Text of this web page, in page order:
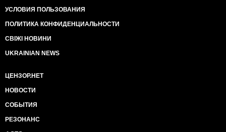
УСЛОВИЯ ПОЛЬЗОВАНИЯ
ПОЛИТИКА КОНФИДЕНЦИАЛЬНОСТИ
СВІЖІ НОВИНИ
UKRAINIAN NEWS
ЦЕНЗОР.НЕТ
НОВОСТИ
СОБЫТИЯ
РЕЗОНАНС